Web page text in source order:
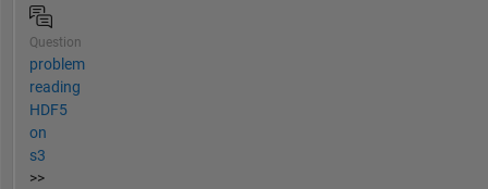
Question
problem
reading
HDF5
on
s3
>>